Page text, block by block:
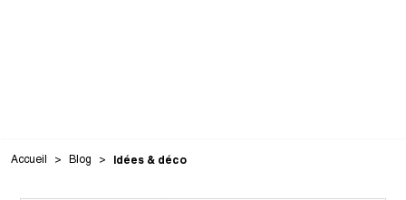
Accueil Blog Idées & déco